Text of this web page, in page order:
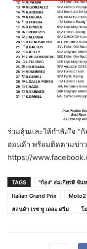
ร่วมลุ้นและให้กำลังใจ “
ฮอนด้า พร้อมติดตามข่า
https://
TAGS "ก้อง" สมเกียรติ จัน
Italian Grand Prix
Moto2
ฮอนด้า เรซ ทู เดอะ ดรีม
โ